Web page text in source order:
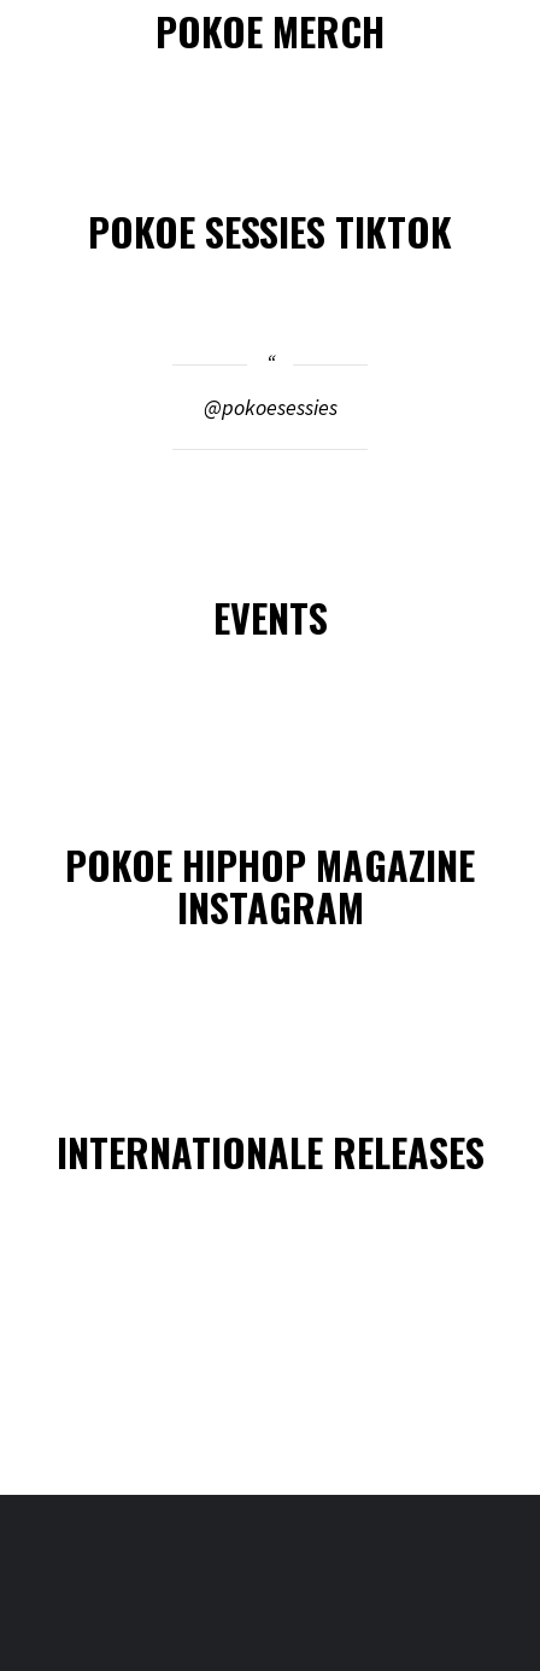
POKOE MERCH
POKOE SESSIES TIKTOK
@pokoesessies
EVENTS
POKOE HIPHOP MAGAZINE
INSTAGRAM
INTERNATIONALE RELEASES